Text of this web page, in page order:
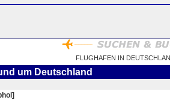
FLUGHAFEN IN
um Deutschland